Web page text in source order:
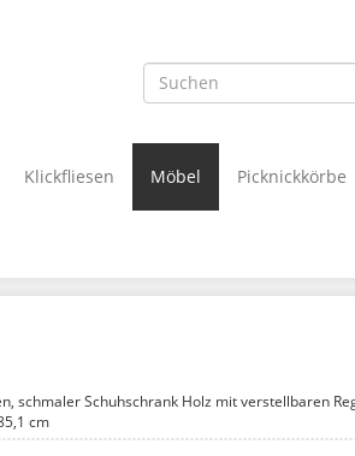
Klickfliesen Möbel Picknickkörbe
schmaler Schuhschrank Holz mit verstellbaren
cm